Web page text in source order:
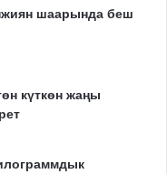
шаарында беш
күткөн жаңы